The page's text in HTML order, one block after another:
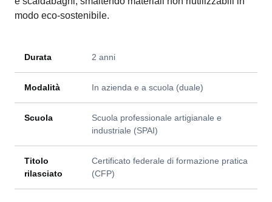
modo eco-sostenibile.
Durata 2 anni
Modalità In azienda e a scuola (duale)
Scuola
Scuola professionale artigianale e
industriale (SPAI)
Titolo
rilasciato
Certificato federale di formazione pratica
(CFP)